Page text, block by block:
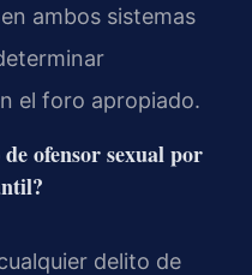
ambos sistemas
el foro apropiado.
ofensor sexual por
delito de